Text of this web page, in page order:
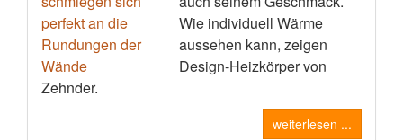
Wie individuell Wärme
aussehen kann, zeigen
Design-Heizkörper von
Zehnder.
weiterlesen ...